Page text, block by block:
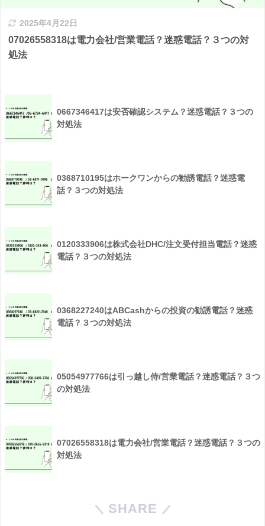
2025年4月22日
07026558318は電力会社/営業電話？迷惑電話？３つの対
処法
0667346417は安否確認システム？迷惑電話？３つの
対処法
0368710195はホークワンからの勧誘電話？迷惑電
話？３つの対処法
0120333906は株式会社DHC/注文受付担当電話？迷惑
電話？３つの対処法
0368227240はABCashからの投資の勧誘電話？迷惑
電話？３つの対処法
05054977766は引っ越し侍/営業電話？迷惑電話？３つ
の対処法
07026558318は電力会社/営業電話？迷惑電話？３つの
対処法
SHARE